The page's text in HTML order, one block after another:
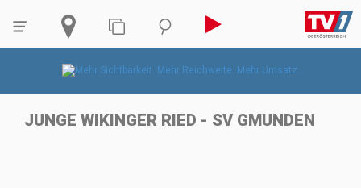
JUNGE WIKINGER RIED - SV GMUNDEN